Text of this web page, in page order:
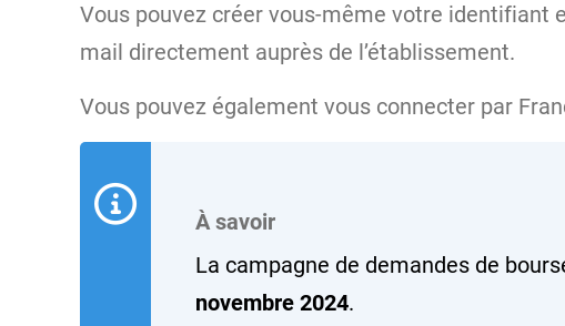
Vous pouvez créer vous-même votre identifiant
mail directement auprès de l’établissement.
Vous pouvez également vous connecter par
À savoir
La campagne de demandes de
novembre 2024.